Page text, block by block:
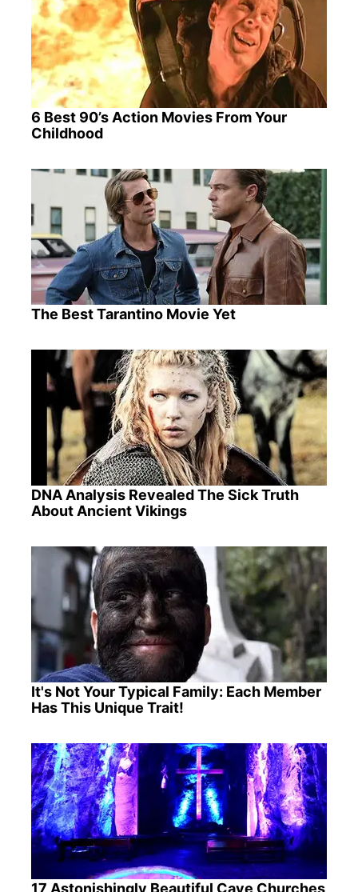
6 Best 90’s Action Movies From Your
Childhood
The Best Tarantino Movie Yet
DNA Analysis Revealed The Sick Truth
About Ancient Vikings
It's Not Your Typical Family: Each Member
Has This Unique Trait!
17 Astonishingly Beautiful Cave Churches